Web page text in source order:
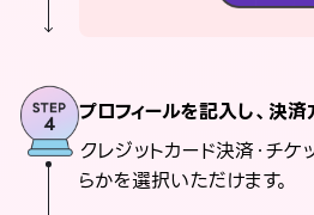
プロフィールを記入し、決
クレジットカード決済・チケ
らかを選択いただけます。